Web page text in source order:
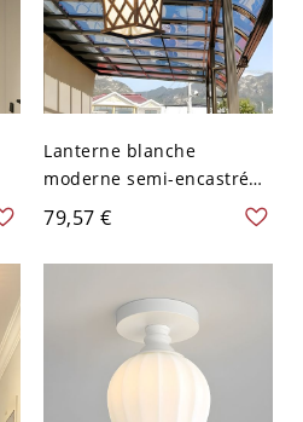
Lanterne blanche
moderne semi-encastrée
au plafond avec abat-jour
en verre dépoli - 110 V-
120 V Bronze 17,78 cm
79,57 €